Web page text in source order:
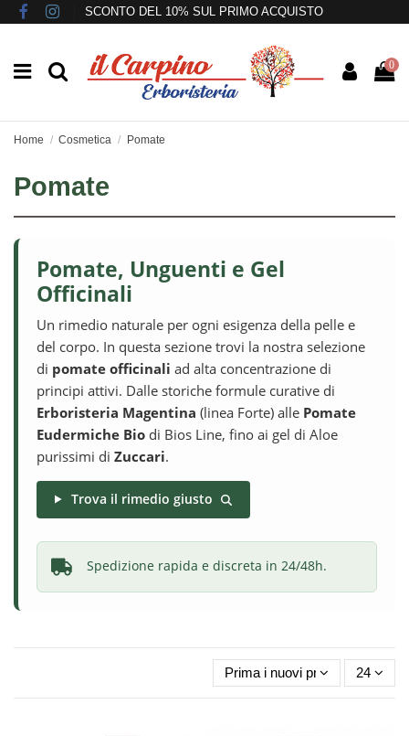
SCONTO DEL 10% SUL PRIMO ACQUISTO
0
Home Cosmetica Pomate
Pomate
Pomate, Unguenti e Gel
Officinali
Un rimedio naturale per ogni esigenza della pelle e
del corpo. In questa sezione trovi la nostra selezione
di pomate officinali ad alta concentrazione di
principi attivi. Dalle storiche formule curative di
Erboristeria Magentina (linea Forte) alle Pomate
Eudermiche Bio di Bios Line, fino ai gel di Aloe
purissimi di Zuccari.
Trova il rimedio giusto
Spedizione rapida e discreta in 24/48h.
Prima i nuovi prodotti 24